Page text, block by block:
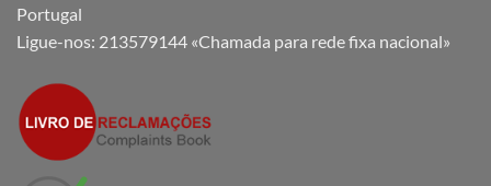
Portugal
Ligue-nos: 213579144 «Chamada para rede fixa nacional»